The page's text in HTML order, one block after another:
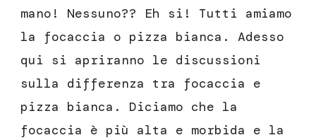
mano! Nessuno?? Eh si! Tutti amiamo
la focaccia o pizza bianca. Adesso
qui si apriranno le discussioni
sulla differenza tra focaccia e
pizza bianca. Diciamo che la
focaccia è più alta e morbida e la